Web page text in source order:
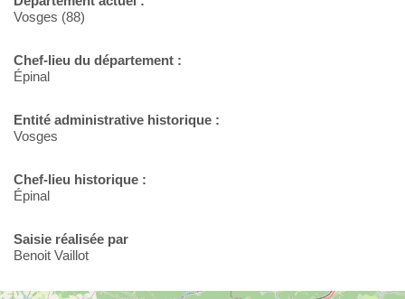
Vosges (88)
Chef-lieu du département :
Épinal
Entité administrative historique :
Vosges
Chef-lieu historique :
Épinal
Saisie réalisée par
Benoit Vaillot